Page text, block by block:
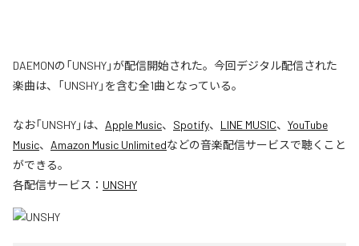
DAEMONの「UNSHY」が配信開始された。今回デジタル配信された
楽曲は、「UNSHY」を含む全1曲となっている。
なお「UNSHY」は、 Apple Music、 Spotify、 LINE MUSIC、 YouTube
Music、 Amazon Music Unlimitedなどの音楽配信サービスで聴くこと
ができる。
各配信サービス： UNSHY